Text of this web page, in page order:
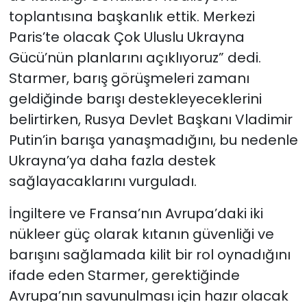
toplantısına başkanlık ettik. Merkezi
Paris’te olacak Çok Uluslu Ukrayna
Gücü’nün planlarını açıklıyoruz” dedi.
Starmer, barış görüşmeleri zamanı
geldiğinde barışı destekleyeceklerini
belirtirken, Rusya Devlet Başkanı Vladimir
Putin’in barışa yanaşmadığını, bu nedenle
Ukrayna’ya daha fazla destek
sağlayacaklarını vurguladı.
İngiltere ve Fransa’nın Avrupa’daki iki
nükleer güç olarak kıtanın güvenliği ve
barışını sağlamada kilit bir rol oynadığını
ifade eden Starmer, gerektiğinde
Avrupa’nın savunulması için hazır olacak